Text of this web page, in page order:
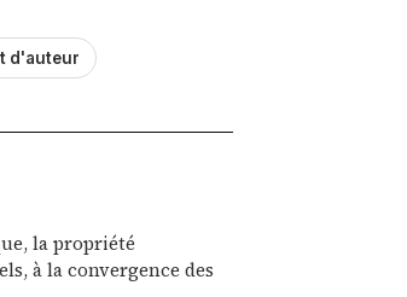
d'auteur
la propriété
à la convergence des